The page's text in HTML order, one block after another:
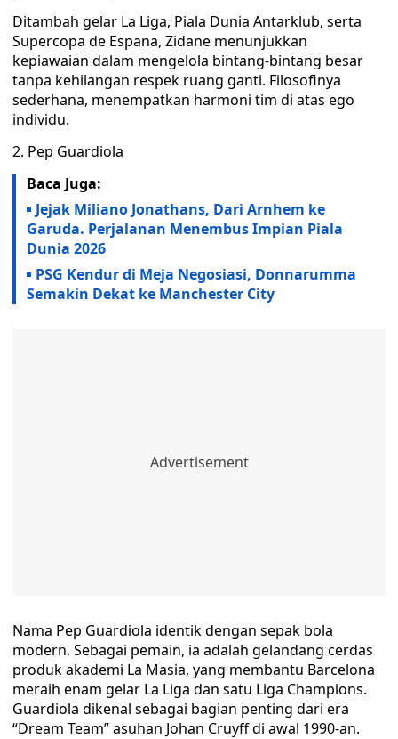
Ditambah gelar La Liga, Piala Dunia Antarklub, serta
Supercopa de Espana, Zidane menunjukkan
kepiawaian dalam mengelola bintang-bintang besar
tanpa kehilangan respek ruang ganti. Filosofinya
sederhana, menempatkan harmoni tim di atas ego
individu.
2. Pep Guardiola
Baca Juga:
Jejak Miliano Jonathans, Dari Arnhem ke
Garuda. Perjalanan Menembus Impian Piala
Dunia 2026
PSG Kendur di Meja Negosiasi, Donnarumma
Semakin Dekat ke Manchester City
Nama Pep Guardiola identik dengan sepak bola
modern. Sebagai pemain, ia adalah gelandang cerdas
produk akademi La Masia, yang membantu Barcelona
meraih enam gelar La Liga dan satu Liga Champions.
Guardiola dikenal sebagai bagian penting dari era
“Dream Team” asuhan Johan Cruyff di awal 1990-an.